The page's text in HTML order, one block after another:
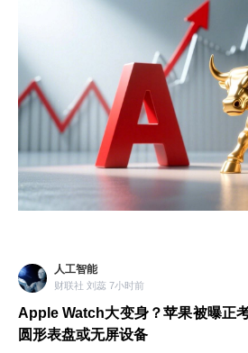
人工智能
财联社 刘蕊 7小时前
Apple Watch大变身？苹果被曝正
圆形表盘或无屏设备